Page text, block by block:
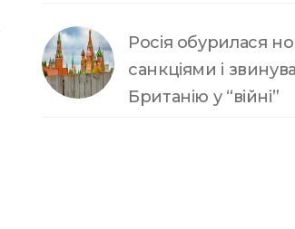
Росія обурилася
санкціями і
Британію у “війні”